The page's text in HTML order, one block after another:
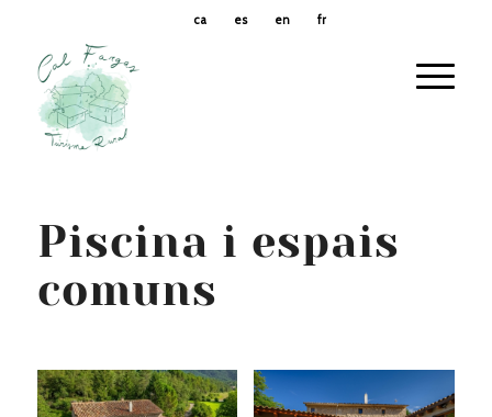
ca es en fr
Piscina i espais
comuns